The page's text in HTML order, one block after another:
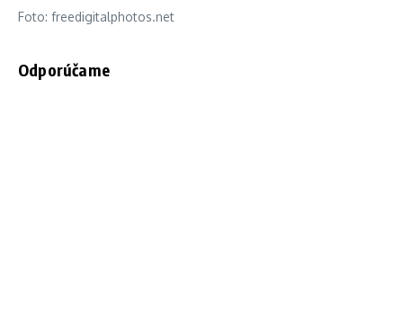
Foto: freedigitalphotos.net
Odporúčame